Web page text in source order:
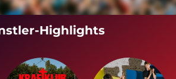
Highlights